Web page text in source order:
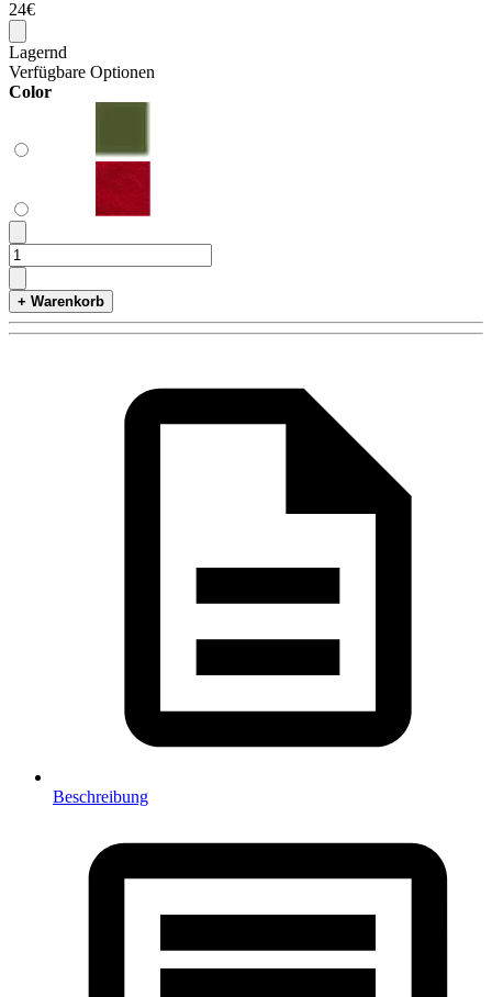
24€
Lagernd
Verfügbare Optionen
Color
+ Warenkorb
Beschreibung